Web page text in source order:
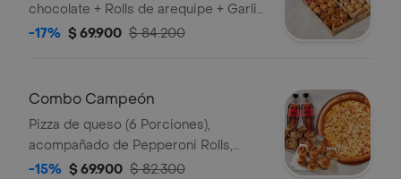
chocolate + Rolls de arequipe + Garlic
knots (8 de cada uno).
-17% $ 69.900 $ 84.200
Combo Campeón
Pizza de queso (6 Porciones),
acompañado de Pepperoni Rolls,
arequipe rolls y 2 Coca Cola (400ML).
-15% $ 69.900 $ 82.300